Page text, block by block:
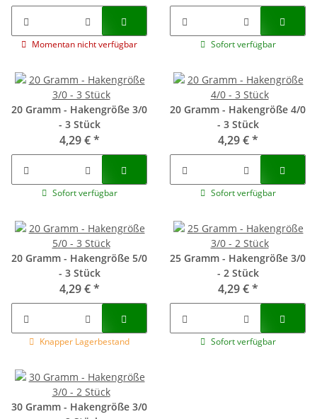
Momentan nicht verfügbar Sofort verfügbar
20 Gramm - Hakengröße 3/0
- 3 Stück
4,29 €*
Sofort verfügbar
20 Gramm - Hakengröße 4/0
- 3 Stück
4,29 €*
Sofort verfügbar
20 Gramm - Hakengröße 5/0
- 3 Stück
4,29 €*
Knapper Lagerbestand
25 Gramm - Hakengröße 3/0
- 2 Stück
4,29 €*
Sofort verfügbar
30 Gramm - Hakengröße 3/0